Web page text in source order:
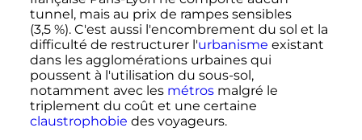
tunnel, mais au prix de rampes sensibles
(3,5 %). C'est aussi l'encombrement du sol et la
difficulté de restructurer l'urbanisme existant
dans les agglomérations urbaines qui
poussent à l'utilisation du sous-sol,
notamment avec les métrosmalgré le
triplement du coût et une certaine
claustrophobie des voyageurs.